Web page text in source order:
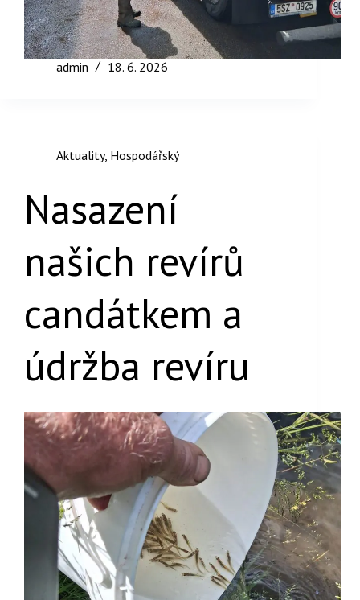
admin 18. 6. 2026
Aktuality, Hospodářský
Nasazení
našich revírů
candátkem a
údržba revíru